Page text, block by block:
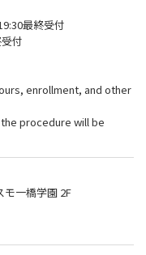
最終受付
付
enrollment, and other
procedure will be
モ一橋学園 2F